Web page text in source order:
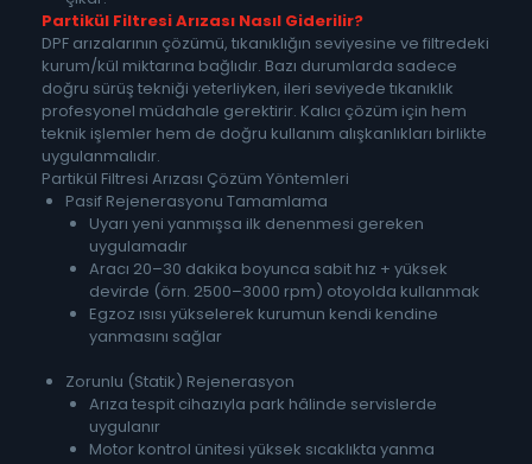
Partikül Filtresi Arızası Nasıl Giderilir?
DPF arızalarının çözümü, tıkanıklığın seviyesine ve filtredeki
kurum/kül miktarına bağlıdır. Bazı durumlarda sadece
doğru sürüş tekniği yeterliyken, ileri seviyede tıkanıklık
profesyonel müdahale gerektirir. Kalıcı çözüm için hem
teknik işlemler hem de doğru kullanım alışkanlıkları birlikte
uygulanmalıdır.
Partikül Filtresi Arızası Çözüm Yöntemleri
Pasif Rejenerasyonu Tamamlama
Uyarı yeni yanmışsa ilk denenmesi gereken
uygulamadır
Aracı 20–30 dakika boyunca sabit hız + yüksek
devirde (örn. 2500–3000 rpm) otoyolda kullanmak
Egzoz ısısı yükselerek kurumun kendi kendine
yanmasını sağlar
Zorunlu (Statik) Rejenerasyon
Arıza tespit cihazıyla park hâlinde servislerde
uygulanır
Motor kontrol ünitesi yüksek sıcaklıkta yanma